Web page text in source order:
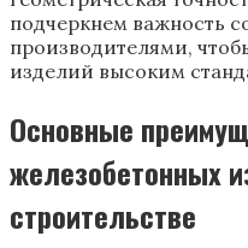
подчеркнем важность
производителями,
изделий высоким
Основные
железобетонных
строительстве